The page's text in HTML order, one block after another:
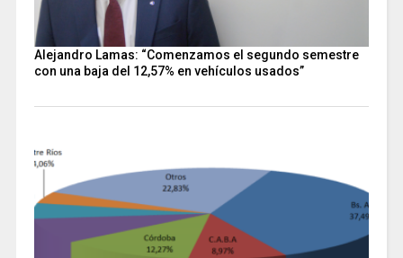
Alejandro Lamas: “Comenzamos el segundo semestre
con una baja del 12,57% en vehículos usados”